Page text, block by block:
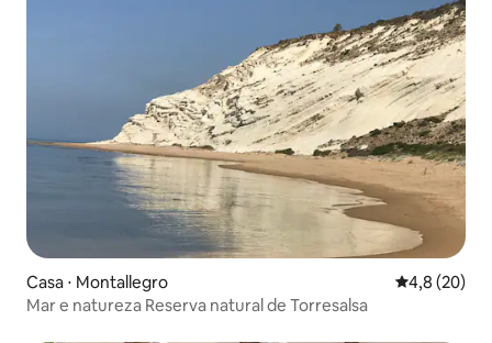
Casa ⋅ Montallegro 4,8 de uma
4,8 (20)
Mar e natureza Reserva natural de Torresalsa